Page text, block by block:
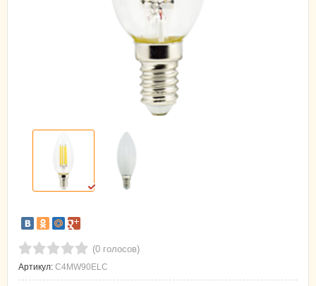
(0 голосов)
Артикул: C4MW90ELC